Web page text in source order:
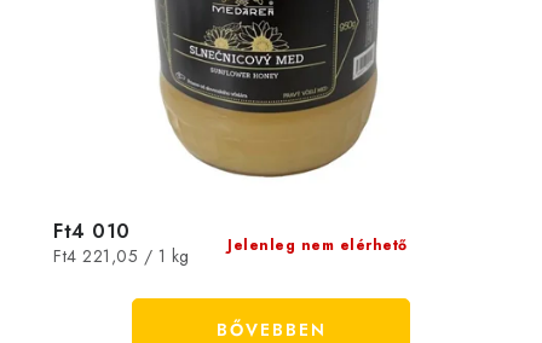
Jelenleg nem elérhető
Ft4 010
Egységár:
Ft4 221,05 / 1 kg
BŐVEBBEN